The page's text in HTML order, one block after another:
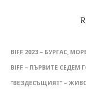
BIFF 2023 – БУРГАС,
BIFF – ПЪРВИТЕ
“ВЕЗДЕСЪЩИЯТ” –